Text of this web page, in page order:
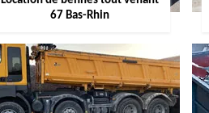
67 Bas-Rhin